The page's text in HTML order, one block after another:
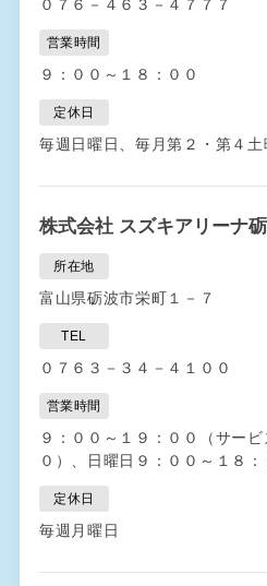
０７６－４６３－４７７７
営業時間
９：００～１８：００
定休日
毎週日曜日、毎月第２・第４土
株式会社 スズキアリーナ
所在地
富山県砺波市栄町１－７
TEL
０７６３－３４－４１００
営業時間
９：００～１９：００（サー
０）、日曜日９：００～１８：
定休日
毎週月曜日